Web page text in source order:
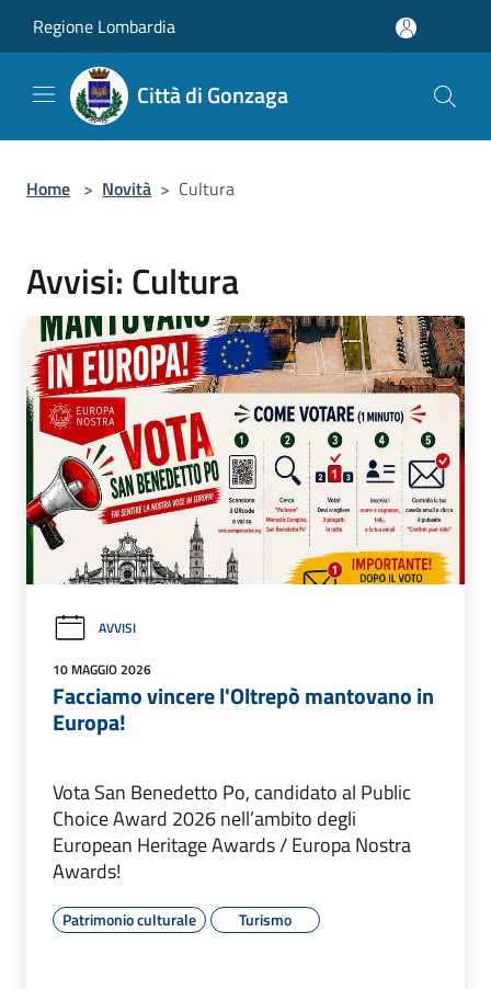
Regione Lombardia
Città di Gonzaga
Home > Novità > Cultura
Avvisi: Cultura
AVVISI
10 MAGGIO 2026
Facciamo vincere l'Oltrepò mantovano in
Europa!
Vota San Benedetto Po, candidato al Public
Choice Award 2026 nell’ambito degli
European Heritage Awards / Europa Nostra
Awards!
Patrimonio culturale Turismo